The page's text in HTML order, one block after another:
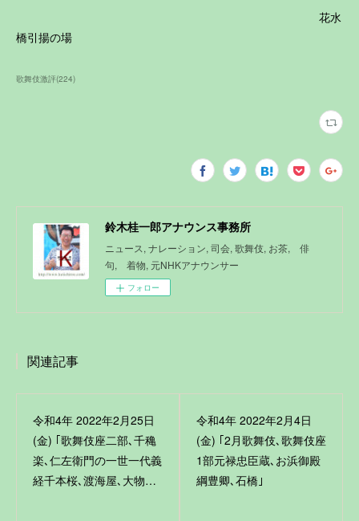
花水
橋引揚の場
歌舞伎激評(224)
鈴木桂一郎アナウンス事務所
ニュース, ナレーション, 司会, 歌舞伎, お茶, 俳
句, 着物, 元NHKアナウンサー
フォロー
関連記事
令和4年 2022年2月25日
(金) ｢歌舞伎座二部､千穐
楽､仁左衛門の一世一代義
経千本桜､渡海屋､大物…
令和4年 2022年2月4日
(金) ｢2月歌舞伎､歌舞伎座
1部元禄忠臣蔵､お浜御殿
綱豊卿､石橋｣